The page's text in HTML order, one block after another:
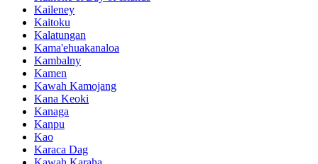
Kaileney
Kaitoku
Kalatungan
Kama'ehuakanaloa
Kambalny
Kamen
Kawah Kamojang
Kana Keoki
Kanaga
Kanpu
Kao
Karaca Dag